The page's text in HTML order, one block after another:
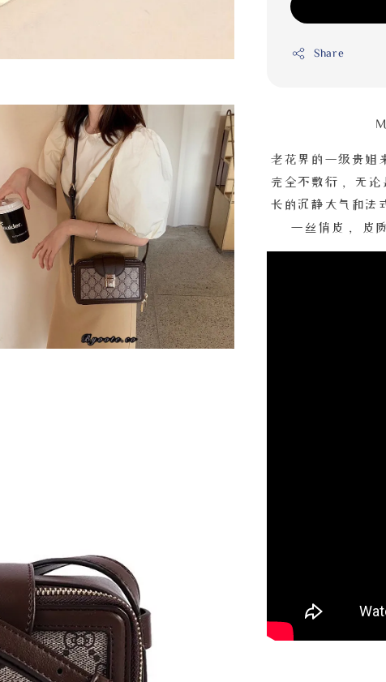
Share
老花界的一级贵姐
完全不敷衍， 无
长的沉静大气和法
一丝俏皮， 皮